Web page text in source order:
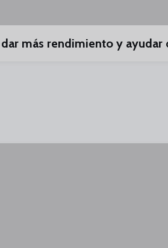
más rendimiento y ayudar